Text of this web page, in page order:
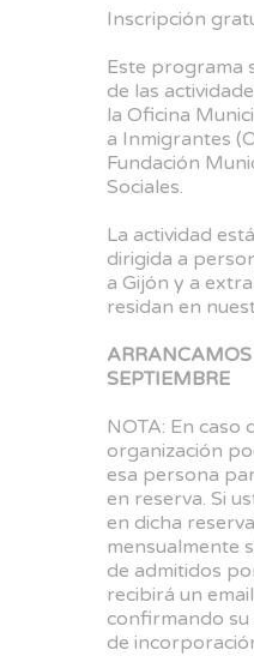
Inscripción
Este programa
de las
la Oficina
a Inmigrantes
Fundación
Sociales.
La actividad
dirigida a
a Gijón y a
residan en
SEPTIEMBRE
NOTA: En caso
organización
esa persona
en reserva. Si
en dicha
mensualmente
de admitidos
recibirá un
confirmando su
de